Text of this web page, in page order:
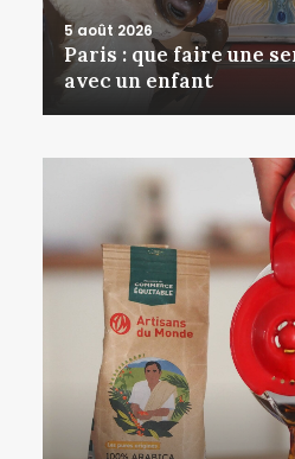
5 août 2026
Paris : que faire une
avec un enfant